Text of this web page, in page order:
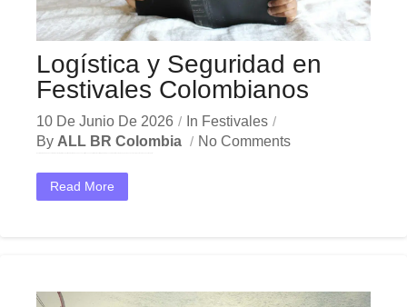
Logística y Seguridad en
Festivales Colombianos
10 De Junio De 2026 In Festivales
By ALL BR Colombia No Comments
Read More